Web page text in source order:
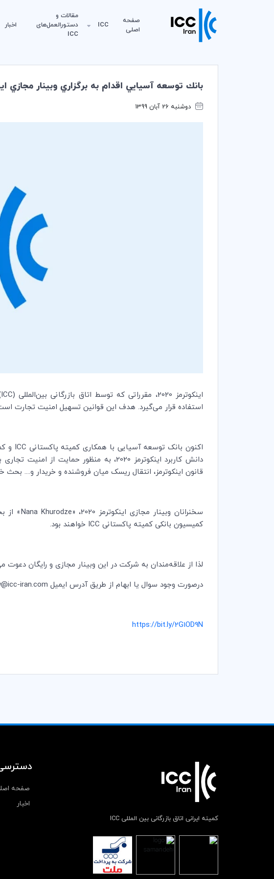
صفحه
اصلی
ICC
مقالات و
دستورالعمل‌های
ICC
اخبار
بانك توسعه آسيايي اقدام به برگزاري وبينار مجازي اينكوترمز
دوشنبه 26 آبان 1399
اینکوترمز 2020، مقرراتی که توسط اتاق بازرگانی بین‌المللی ( ICC
استفاده قرار می‌گیرد. هدف این قوانین تسهیل امنیت تجارت
اکنون بانک توسعه آسیایی با همکاری کمیته پاکستانی ICC و
قانون اینکوترمز، انتقال ریسک میان فروشنده و خریدار و.... بحث
سخنرانان وبینار مجازی اینکوترمز 2020، « Nana Khurodze» از
کمیسیون بانکی کمیته پاکستانی ICC خواهند بود.
لذا از علاقه‌مندان به شرکت در این وبینار مجازی و رایگان دعوت
درصورت وجود سوال یا ابهام از طریق آدرس ایمیل academy@icc-iran.com با کمیته ایرانی ICC تماس حاصل فرمایید.
https://bit.ly/2G1OD9N
کمیته ایرانی اتاق بازرگانی بین المللی ICC
صفحه
اخبار